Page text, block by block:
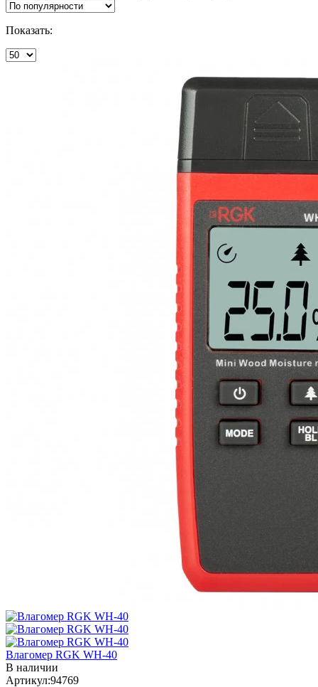
Показать:
Влагомер RGK WH-40
В наличии
Артикул:94769